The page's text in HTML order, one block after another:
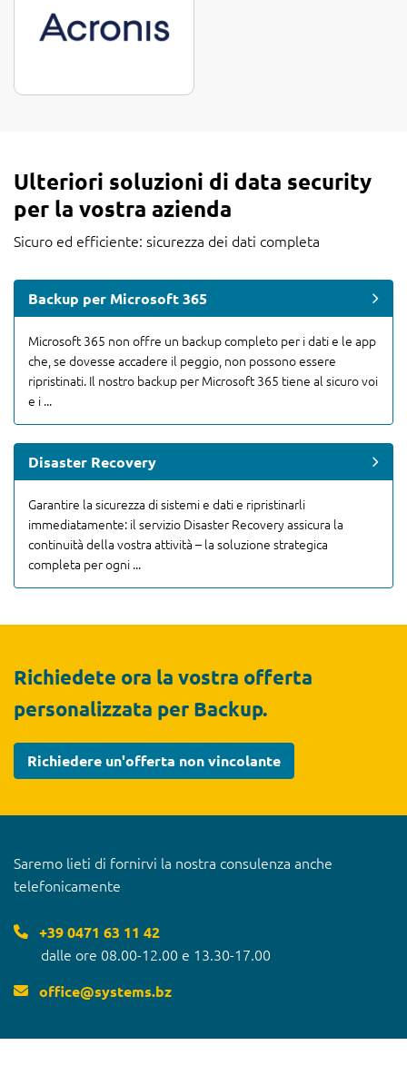
Ulteriori soluzioni di data security
per la vostra azienda
Sicuro ed efficiente: sicurezza dei dati completa
Backup per Microsoft 365
Microsoft 365 non offre un backup completo per i dati e le app
che, se dovesse accadere il peggio, non possono essere
ripristinati. Il nostro backup per Microsoft 365 tiene al sicuro voi
e i ...
Disaster Recovery
Garantire la sicurezza di sistemi e dati e ripristinarli
immediatamente: il servizio Disaster Recovery assicura la
continuità della vostra attività – la soluzione strategica
completa per ogni ...
Richiedete ora la vostra offerta
personalizzata per Backup.
Richiedere un'offerta non vincolante
Saremo lieti di fornirvi la nostra consulenza anche
telefonicamente
+39 0471 63 11 42
dalle ore 08.00-12.00 e 13.30-17.00
office@systems.bz